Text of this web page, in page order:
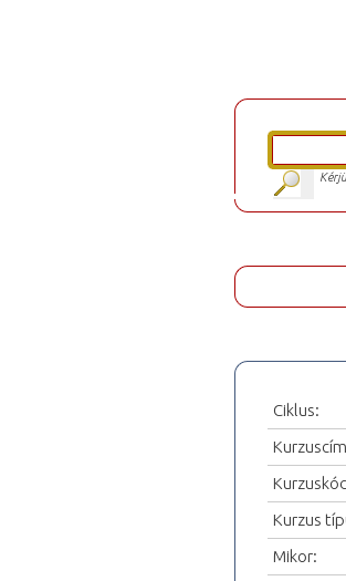
Ciklus:
Kurzus
Mikor: